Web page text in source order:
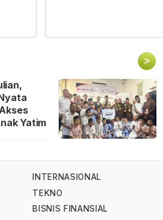
>
Yatim
INTERNASIONAL
TEKNO
BISNIS FINANSIAL